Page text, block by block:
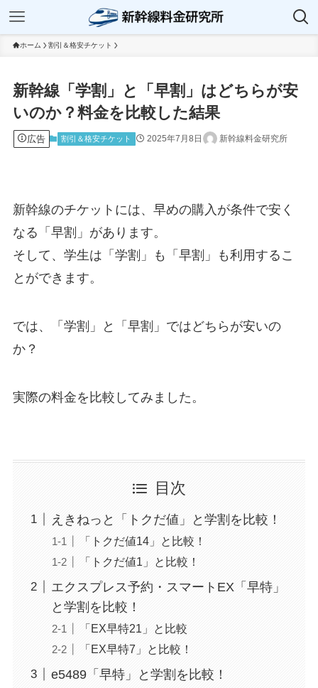
ホーム 割引＆格安チケット
新幹線「学割」と「早割」はどちらが安
いのか？料金を比較した結果
広告 割引＆格安チケット 2025年7月8日 新幹線料金研究所
新幹線のチケットには、早めの購入が条件で安く
なる「早割」があります。
そして、学生は「学割」も「早割」も利用するこ
とができます。
では、「学割」と「早割」ではどちらが安いの
か？
実際の料金を比較してみました。
目次
えきねっと「トクだ値」と学割を比較！
「トクだ値14」と比較！
「トクだ値1」と比較！
エクスプレス予約・スマートEX「早特」
と学割を比較！
「EX早特21」と比較
「EX早特7」と比較！
e5489「早特」と学割を比較！